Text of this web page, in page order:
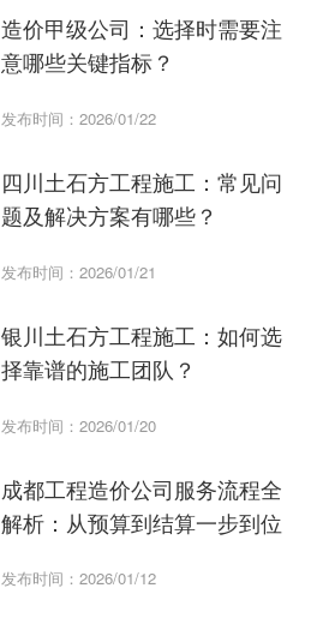
造价甲级公司：选择时需要注
意哪些关键指标？
发布时间：2026/01/22
四川土石方工程施工：常见问
题及解决方案有哪些？
发布时间：2026/01/21
银川土石方工程施工：如何选
择靠谱的施工团队？
发布时间：2026/01/20
成都工程造价公司服务流程全
解析：从预算到结算一步到位
发布时间：2026/01/12